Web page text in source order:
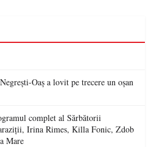
Oaș a lovit pe trecere un oșan
complet al Sărbătorii
Irina Rimes, Killa Fonic, Zdob
Mare